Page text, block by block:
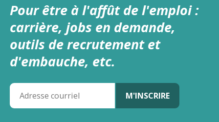
Pour être à l'affût de l'emploi :
carrière, jobs en demande,
outils de recrutement et
d'embauche, etc.